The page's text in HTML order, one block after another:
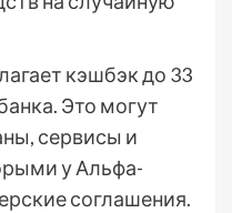
кэшбэк до 33
Это могут
сервисы и
у Альфа-
соглашения.